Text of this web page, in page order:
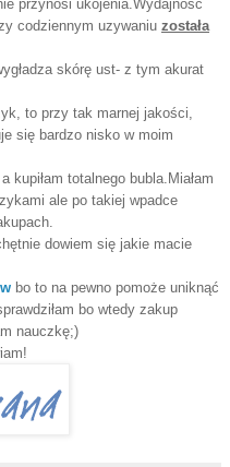
przynosi ukojenia.Wydajność
codziennym uzywaniu została
skórę ust- z tym akurat
to przy tak marnej jakości,
się bardzo nisko w moim
kupiłam totalnego bubla.Miałam
ale po takiej wpadce
dowiem się jakie macie
bo to na pewno pomoże uniknąć
bo wtedy zakup
nauczkę;)